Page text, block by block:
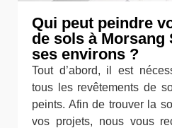
Qui peut peindre
de sols à Morsang
ses environs ?
Tout d’abord, il est
tous les revêtements de
peints. Afin de trouver la
vos projets, nous vous